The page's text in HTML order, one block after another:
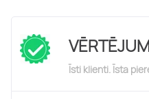
Īsti klienti. Īsta